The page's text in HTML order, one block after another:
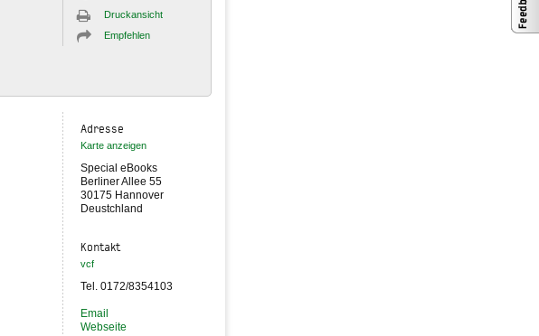
Druckansicht
Empfehlen
Adresse
Karte anzeigen
Special eBooks
Berliner Allee 55
30175 Hannover
Deustchland
Kontakt
vcf
Tel. 0172/8354103
Email
Webseite